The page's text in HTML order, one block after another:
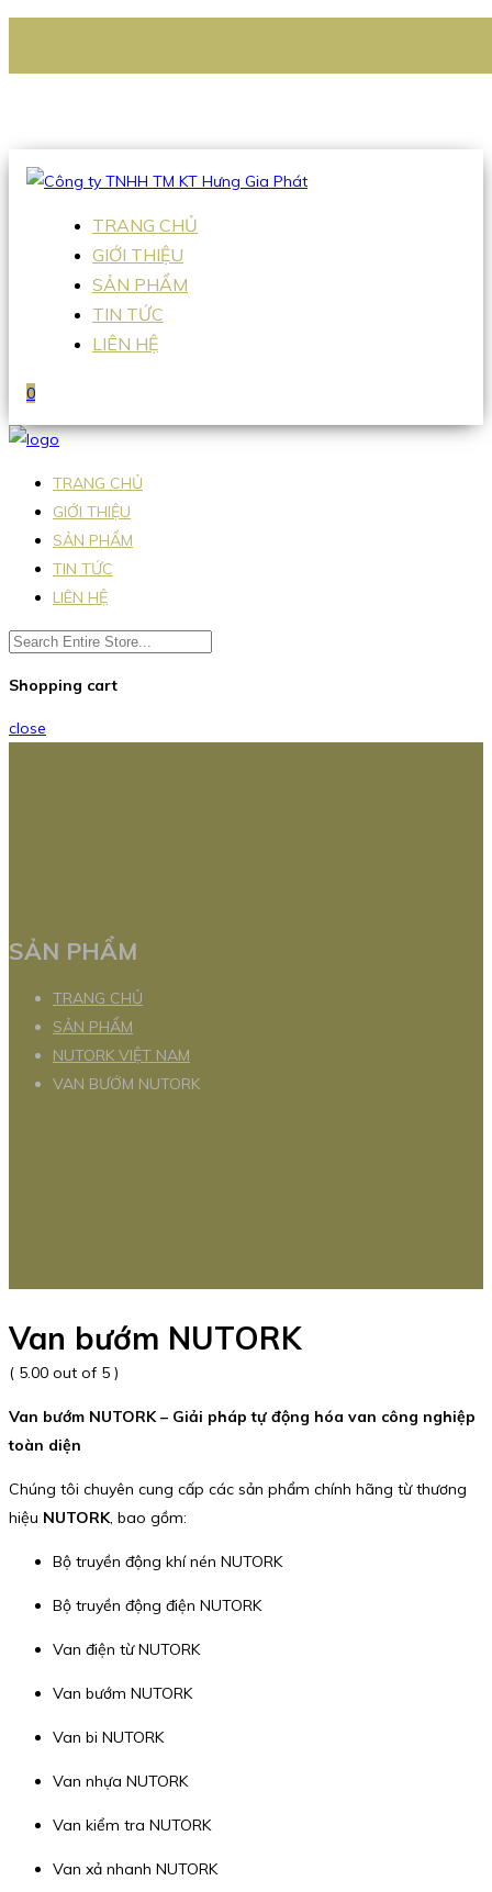
Hotline:0938 336 079
TRANG CHỦ
GIỚI THIỆU
SẢN PHẨM
TIN TỨC
LIÊN HỆ
0
TRANG CHỦ
GIỚI THIỆU
SẢN PHẨM
TIN TỨC
LIÊN HỆ
Shopping cart
close
SẢN PHẨM
TRANG CHỦ
SẢN PHẨM
NUTORK VIỆT NAM
VAN BƯỚM NUTORK
Van bướm NUTORK
( 5.00 out of 5 )
Van bướm NUTORK – Giải pháp tự động hóa van công nghiệp
toàn diện
Chúng tôi chuyên cung cấp các sản phẩm chính hãng từ thương
hiệu NUTORK, bao gồm:
Bộ truyền động khí nén NUTORK
Bộ truyền động điện NUTORK
Van điện từ NUTORK
Van bướm NUTORK
Van bi NUTORK
Van nhựa NUTORK
Van kiểm tra NUTORK
Van xả nhanh NUTORK